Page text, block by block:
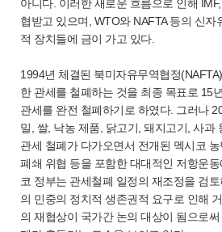
아니다. 이러한 새로운 흐름으로 인해
협받고 있으며, WTO와 NAFTA 등의 신자
적 장치들에 금이 가고 있다.
1994년 체결된 북미자유무역협정
한 관세를 철폐하는 것을 최종 목표로 15
관세를 완전 철폐하기로 하였다. 그러나
밀, 쌀, 낙농 제품, 닭고기, 돼지고기, 사과
관세 철폐가 다가오면서 전개된 멕시코
폐쇄 위협 등을 포함한 대대적인 저항운
코 정부는 관세철폐 일정의 재조정을 검
의 민중의 정치적 생존권적 요구로 인해
의 재협상이 국가간 논의 대상이 됨으로